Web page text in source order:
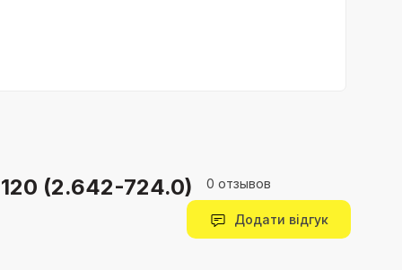
120 (2.642-724.0) 0 отзывов
Додати відгук